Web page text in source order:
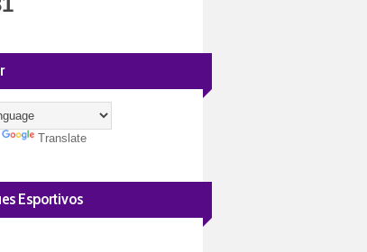
Translate
Esportivos